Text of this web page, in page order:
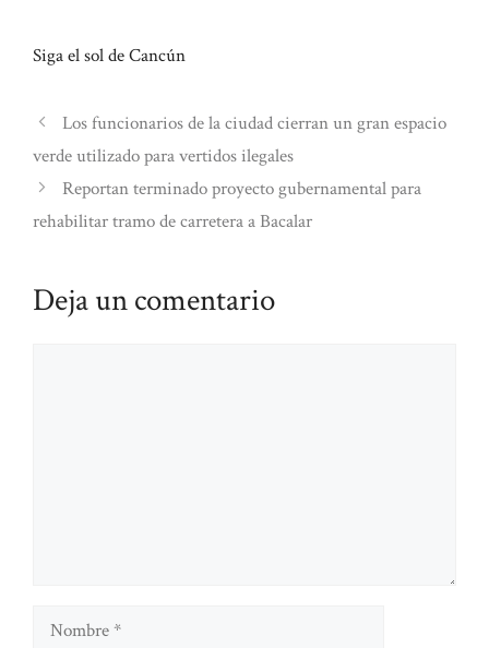
Siga el sol de Cancún
Los funcionarios de la ciudad cierran un gran espacio
verde utilizado para vertidos ilegales
Reportan terminado proyecto gubernamental para
rehabilitar tramo de carretera a Bacalar
Deja un comentario
Nombre